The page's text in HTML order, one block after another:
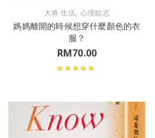
大将·生活, 心理励志
媽媽離開的時候想穿什麼顏色的衣
服？
RM70.00